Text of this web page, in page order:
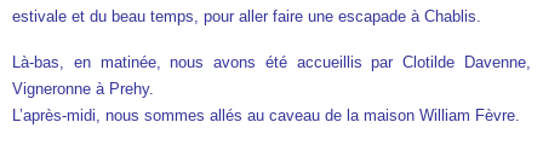
estivale et du beau temps, pour aller faire une escapade à Chablis.
Là-bas, en matinée, nous avons été accueillis par Clotilde Davenne,
Vigneronne à Prehy.
L’après-midi, nous sommes allés au caveau de la maison William Fèvre.